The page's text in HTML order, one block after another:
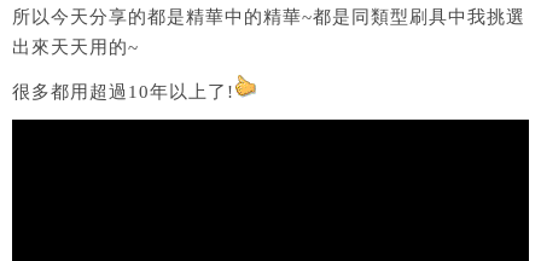
所以今天分享的都是精華中的精華~都是同類型刷具中我挑選
出來天天用的~
很多都用超過10年以上了!